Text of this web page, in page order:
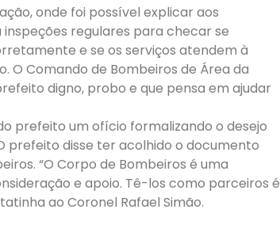
onde foi possível explicar aos
regulares para checar se
e se os serviços atendem à
O Comando de Bombeiros de Área da
digno, probo e que pensa em ajudar
prefeito um ofício formalizando o desejo
prefeito disse ter acolhido o documento
“O Corpo de Bombeiros é uma
e apoio. Tê-los como parceiros é
ao Coronel Rafael Simão.